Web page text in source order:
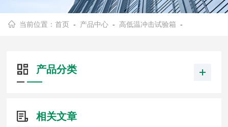
当前位置：首页 - 产品中心 - 高低温冲击试验箱 -
产品分类
相关文章